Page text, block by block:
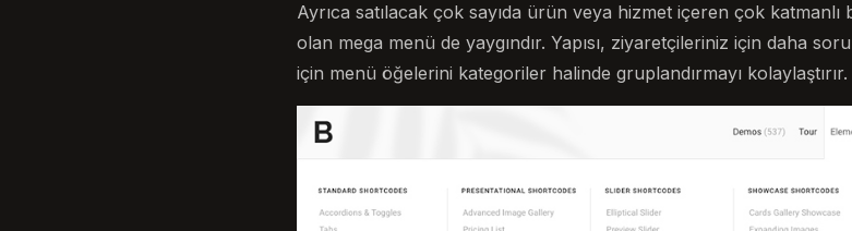
Ayrıca satılacak çok sayıda ürün veya hizmet içeren çok
olan mega menü de yaygındır. Yapısı, ziyaretçileriniz için daha
için menü öğelerini kategoriler halinde gruplandırmayı kolaylaştırır.